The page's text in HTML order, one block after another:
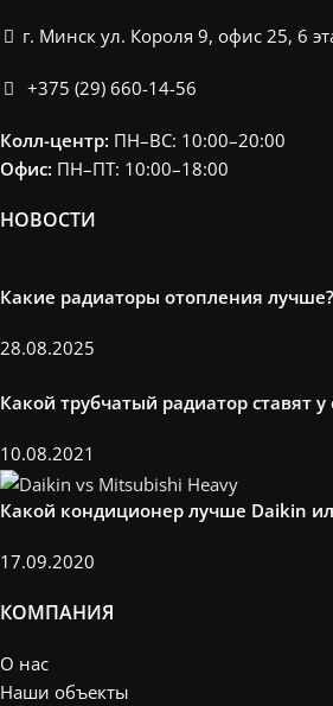
г. Минск ул. Короля 9, офис 25, 6
+375 (29) 660-14-56
Колл-центр: ПН–ВС: 10:00–20:00​
Офис: ПН–ПТ: 10:00–18:00
НОВОСТИ
Какие радиаторы отопления лучше?
28.08.2025
Какой трубчатый радиатор ставят
10.08.2021
Какой кондиционер лучше Daikin
17.09.2020
КОМПАНИЯ
О нас
Наши объекты